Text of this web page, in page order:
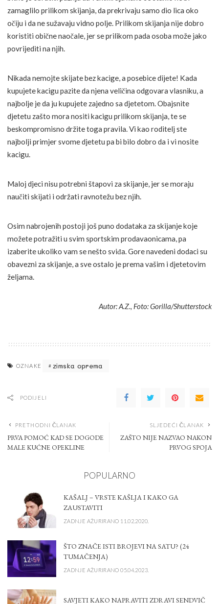
zamaglilo prilikom skijanja, da prekrivaju samo dio lica oko
očiju i da ne sužavaju vidno polje. Prilikom skijanja nije dobro
koristiti obične naočale, jer se prilikom pada osoba može jako
povrijediti na njih.
Nikada nemojte skijate bez kacige, a posebice dijete! Kada
kupujete kacigu pazite da njena veličina odgovara vlasniku, a
najbolje je da ju kupujete zajedno sa djetetom. Obajsnite
djetetu zašto mora nositi kacigu prilikom skijanja, te se
beskompromisno držite toga pravila. Vi kao roditelj ste
najbolji primjer svome djetetu pa bi bilo dobro da i vi nosite
kacigu.
Maloj djeci nisu potrebni štapovi za skijanje, jer se moraju
naučiti skijati i održati ravnotežu bez njih.
Osim nabrojenih postoji još puno dodataka za skijanje koje
možete potražiti u svim sportskim prodavaonicama, pa
izaberite ukoliko vam se nešto sviđa. Gore navedeni dodaci su
obavezni za skijanje, a sve ostalo je prema vašim i djetetovim
željama.
Autor: A.Z., Foto: Gorilla/Shutterstock
OZNAKE zimska oprema
PODIJELI
PRETHODNI ČLANAK
PRVA POMOĆ KAD SE DOGODE
MALE KUĆNE OPEKLINE
SLJEDEĆI ČLANAK
ZAŠTO NIJE NAZVAO NAKON
PRVOG SPOJA
POPULARNO
KAŠALJ – VRSTE KAŠLJA I KAKO GA
ZAUSTAVITI
ZADNJE AŽURIRANO 11.02.2020.
ŠTO ZNAČE ISTI BROJEVI NA SATU? (24
TUMAČENJA)
ZADNJE AŽURIRANO 05.04.2023.
SAVJETI KAKO NAPRAVITI ZDRAVI SENDVIČ